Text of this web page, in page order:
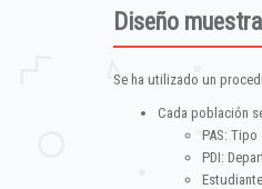
Diseño muestral
Se ha utilizado un
Cada población
PAS:
PDI: